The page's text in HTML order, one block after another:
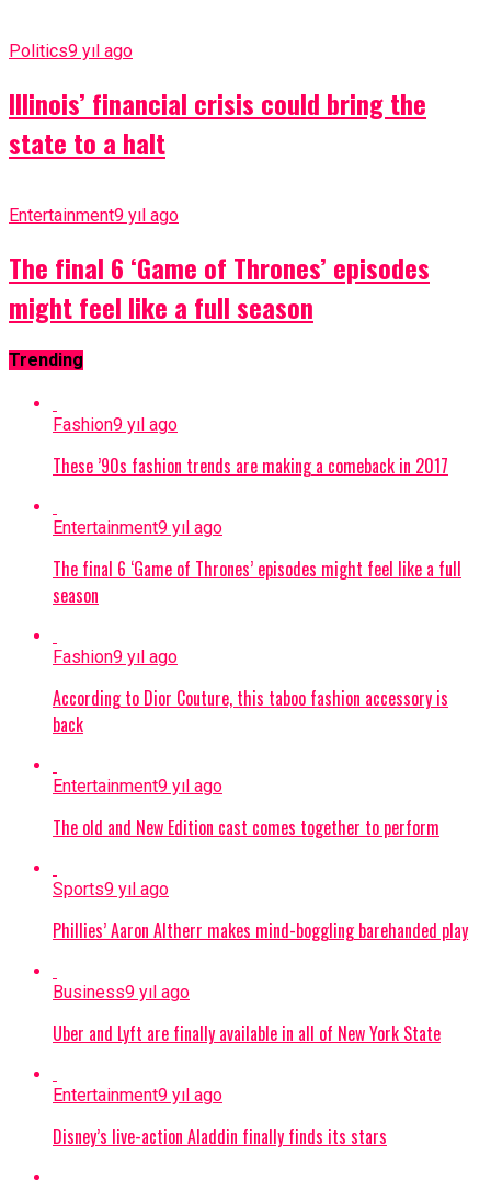
Politics9 yıl ago
Illinois’ financial crisis could bring the
state to a halt
Entertainment9 yıl ago
The final 6 ‘Game of Thrones’ episodes
might feel like a full season
Trending
Fashion9 yıl ago
These ’90s fashion trends are making a comeback in 2017
Entertainment9 yıl ago
The final 6 ‘Game of Thrones’ episodes might feel like a full
season
Fashion9 yıl ago
According to Dior Couture, this taboo fashion accessory is
back
Entertainment9 yıl ago
The old and New Edition cast comes together to perform
Sports9 yıl ago
Phillies’ Aaron Altherr makes mind-boggling barehanded play
Business9 yıl ago
Uber and Lyft are finally available in all of New York State
Entertainment9 yıl ago
Disney’s live-action Aladdin finally finds its stars